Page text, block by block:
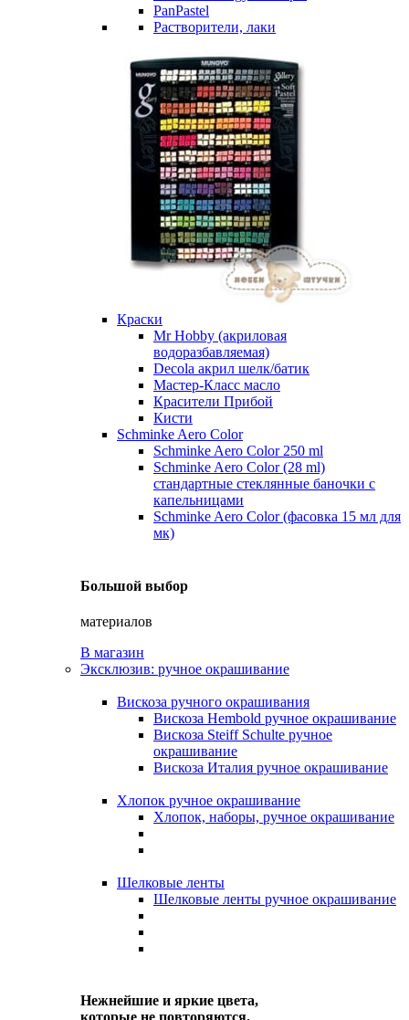
PanPastel
Растворители, лаки
Краски
Mr Hobby (акриловая
водоразбавляемая)
Decola акрил шелк/батик
Мастер-Класс масло
Красители Прибой
Кисти
Schminke Aero Color
Schminke Aero Color 250 ml
Schminke Aero Color (28 ml)
стандартные стеклянные баночки с
капельницами
Schminke Aero Color (фасовка 15 мл для
мк)
Большой выбор
материалов
В магазин
Эксклюзив: ручное окрашивание
Вискоза ручного окрашивания
Вискоза Hembold ручное окрашивание
Вискоза Steiff Schulte ручное
окрашивание
Вискоза Италия ручное окрашивание
Хлопок ручное окрашивание
Хлопок, наборы, ручное окрашивание
Шелковые ленты
Шелковые ленты ручное окрашивание
Нежнейшие и яркие цвета,